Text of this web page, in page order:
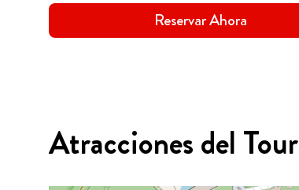
Reservar Ahora
Atracciones del Tour